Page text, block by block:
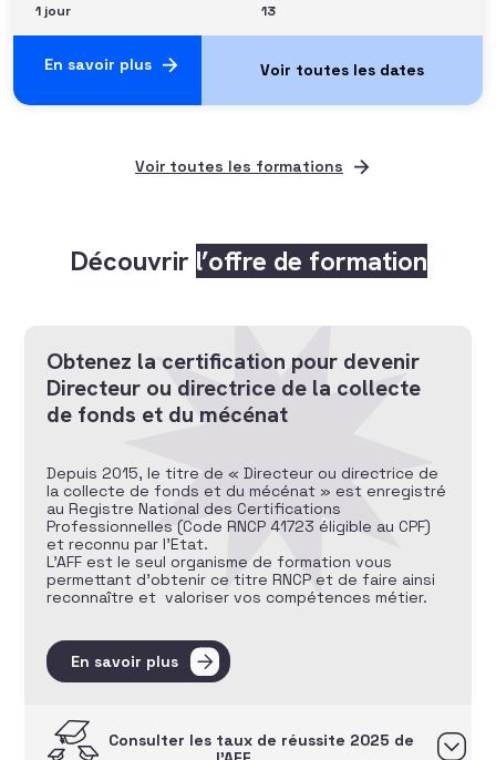
1 jour
13
En savoir plus
Voir toutes les formations
Découvrir l’offre de formation
Obtenez la certification pour devenir
Directeur ou directrice de la collecte
de fonds et du mécénat
Depuis 2015, le titre de « Directeur ou directrice de
la collecte de fonds et du mécénat » est enregistré
au Registre National des Certifications
Professionnelles (Code RNCP 41723 éligible au CPF)
et reconnu par l’Etat.
L’AFF est le seul organisme de formation vous
permettant d’obtenir ce titre RNCP et de faire ainsi
reconnaître et valoriser vos compétences métier.
En savoir plus
Consulter les taux de réussite 2025 de